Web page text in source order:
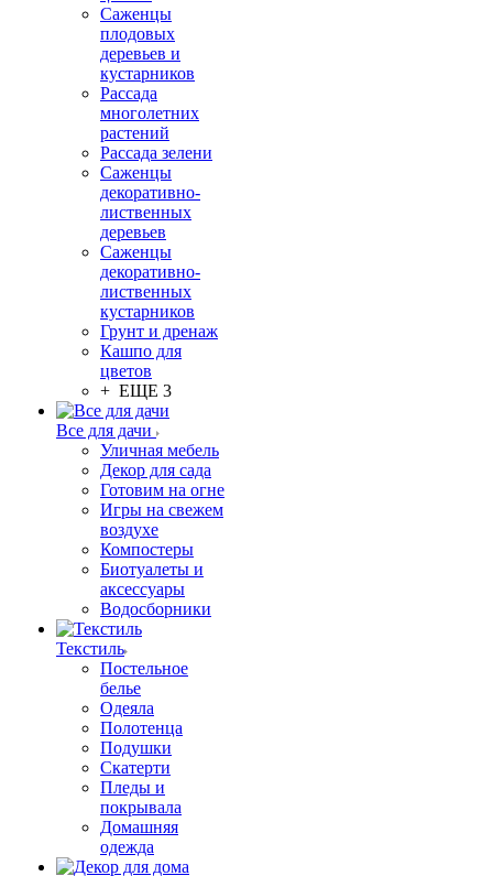
Саженцы
плодовых
деревьев и
кустарников
Рассада
многолетних
растений
Рассада зелени
Саженцы
декоративно-
лиственных
деревьев
Саженцы
декоративно-
лиственных
кустарников
Грунт и дренаж
Кашпо для
цветов
+ ЕЩЕ 3
Все для дачи
Уличная мебель
Декор для сада
Готовим на огне
Игры на свежем
воздухе
Компостеры
Биотуалеты и
аксессуары
Водосборники
Текстиль
Постельное
белье
Одеяла
Полотенца
Подушки
Скатерти
Пледы и
покрывала
Домашняя
одежда